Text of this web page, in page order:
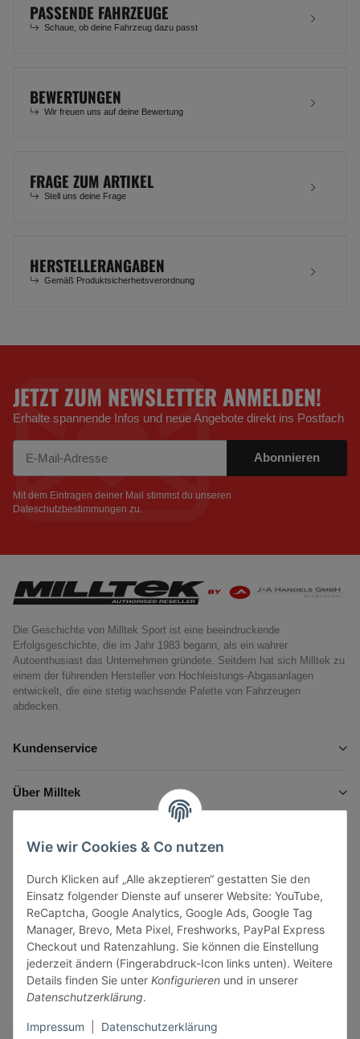
Wie wir Cookies & Co nutzen
Durch Klicken auf „Alle akzeptieren“ gestatten Sie den
Einsatz folgender Dienste auf unserer Website: YouTube,
ReCaptcha, Google Analytics, Google Ads, Google Tag
Manager, Brevo, Meta Pixel, Freshworks, PayPal Express
Checkout und Ratenzahlung. Sie können die Einstellung
jederzeit ändern (Fingerabdruck-Icon links unten). Weitere
Details finden Sie unter Konfigurieren und in unserer
Datenschutzerklärung.
Impressum Datenschutzerklärung
PASSENDE FAHRZEUGE
Schaue, ob deine Fahrzeug dazu passt
BEWERTUNGEN
Wir freuen uns auf deine Bewertung
FRAGE ZUM ARTIKEL
Stell uns deine Frage
HERSTELLERANGABEN
Gemäß Produktsicherheitsverordnung
JETZT ZUM NEWSLETTER ANMELDEN!
Erhalte spannende Infos und neue Angebote direkt ins Postfach
Abonnieren
Mit dem Eintragen deiner Mail stimmst du unseren
Dateschutzbestimmungen zu.
Die Geschichte von Milltek Sport ist eine beeindruckende
Erfolgsgeschichte, die im Jahr 1983 begann, als ein wahrer
Autoenthusiast das Unternehmen gründete. Seitdem hat sich Milltek zu
einem der führenden Hersteller von Hochleistungs-Abgasanlagen
entwickelt, die eine stetig wachsende Palette von Fahrzeugen
abdecken.
Kundenservice
Über Milltek
Gesetzliche Informationen
Vertrag widerrufen
Sicher bezahlen via: